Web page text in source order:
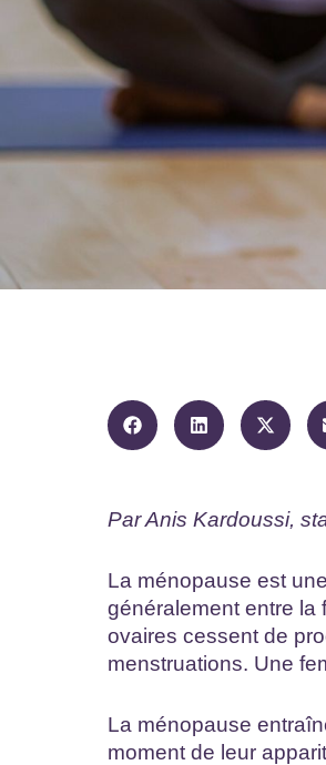
Par Anis Kardoussi,
La ménopause est
généralement entre la
ovaires cessent de
menstruations. Une
La ménopause
moment de leur